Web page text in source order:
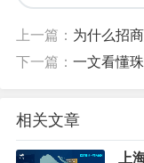
上一篇： 为什么招商
下一篇： 一文看懂珠
相关文章
上